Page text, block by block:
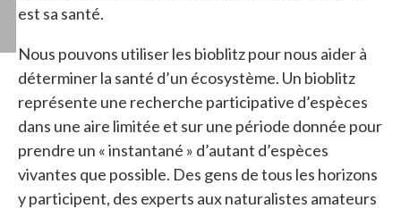
est sa santé.
Nous pouvons utiliser les bioblitz pour nous aider à
déterminer la santé d’un écosystème. Un bioblitz
représente une recherche participative d’espèces
dans une aire limitée et sur une période donnée pour
prendre un « instantané » d’autant d’espèces
vivantes que possible. Des gens de tous les horizons
y participent, des experts aux naturalistes amateurs